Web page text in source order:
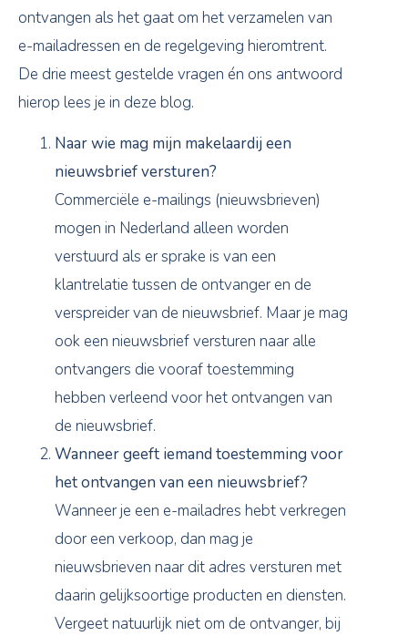
ontvangen als het gaat om het verzamelen van
e-mailadressen en de regelgeving hieromtrent.
De drie meest gestelde vragen én ons antwoord
hierop lees je in deze blog.
Naar wie mag mijn makelaardij een
nieuwsbrief versturen?
Commerciële e-mailings (nieuwsbrieven)
mogen in Nederland alleen worden
verstuurd als er sprake is van een
klantrelatie tussen de ontvanger en de
verspreider van de nieuwsbrief. Maar je mag
ook een nieuwsbrief versturen naar alle
ontvangers die vooraf toestemming
hebben verleend voor het ontvangen van
de nieuwsbrief.
Wanneer geeft iemand toestemming voor
het ontvangen van een nieuwsbrief?
Wanneer je een e-mailadres hebt verkregen
door een verkoop, dan mag je
nieuwsbrieven naar dit adres versturen met
daarin gelijksoortige producten en diensten.
Vergeet natuurlijk niet om de ontvanger, bij